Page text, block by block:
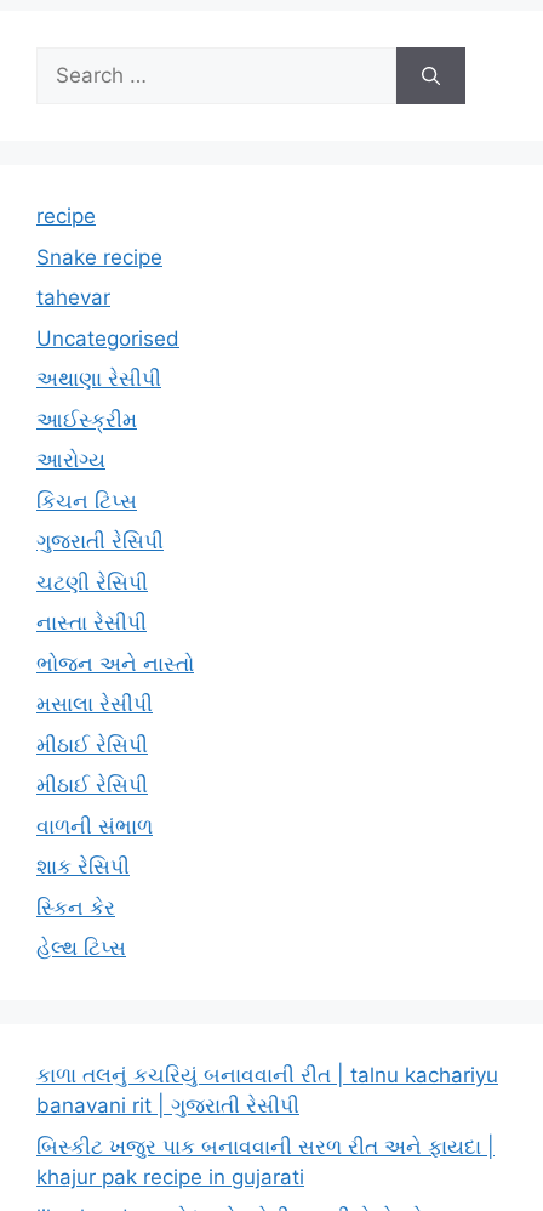
Search
for:
recipe
Snake recipe
tahevar
Uncategorised
અથાણા રેસીપી
આઈસ્ક્રીમ
આરોગ્ય
કિચન ટિપ્સ
ગુજરાતી રેસિપી
ચટણી રેસિપી
નાસ્તા રેસીપી
ભોજન અને નાસ્તો
મસાલા રેસીપી
મીઠાઈ રેસિપી
મીઠાઈ રેસિપી
વાળની સંભાળ
શાક રેસિપી
સ્કિન કેર
હેલ્થ ટિપ્સ
કાળા તલનું કચરિયું બનાવવાની રીત | talnu kachariyu
banavani rit | ગુજરાતી રેસીપી
બિસ્કીટ ખજુર પાક બનાવવાની સરળ રીત અને ફાયદા |
khajur pak recipe in gujarati